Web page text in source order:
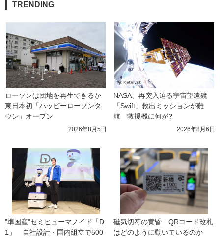
TRENDING
ローソンは団地を再生できるか
東日本初「ハッピーローソンタ
ウン」オープン
2026年8月5日
NASA、再突入迫る宇宙望遠鏡
「Swift」救出ミッションが難
航　救援機に何が?
2026年8月6日
"準国産"セミヒューマノイド「D
1」　自社設計・国内組立で500
磁気切符の黄昏　QRコード改札
はどのように動いているのか